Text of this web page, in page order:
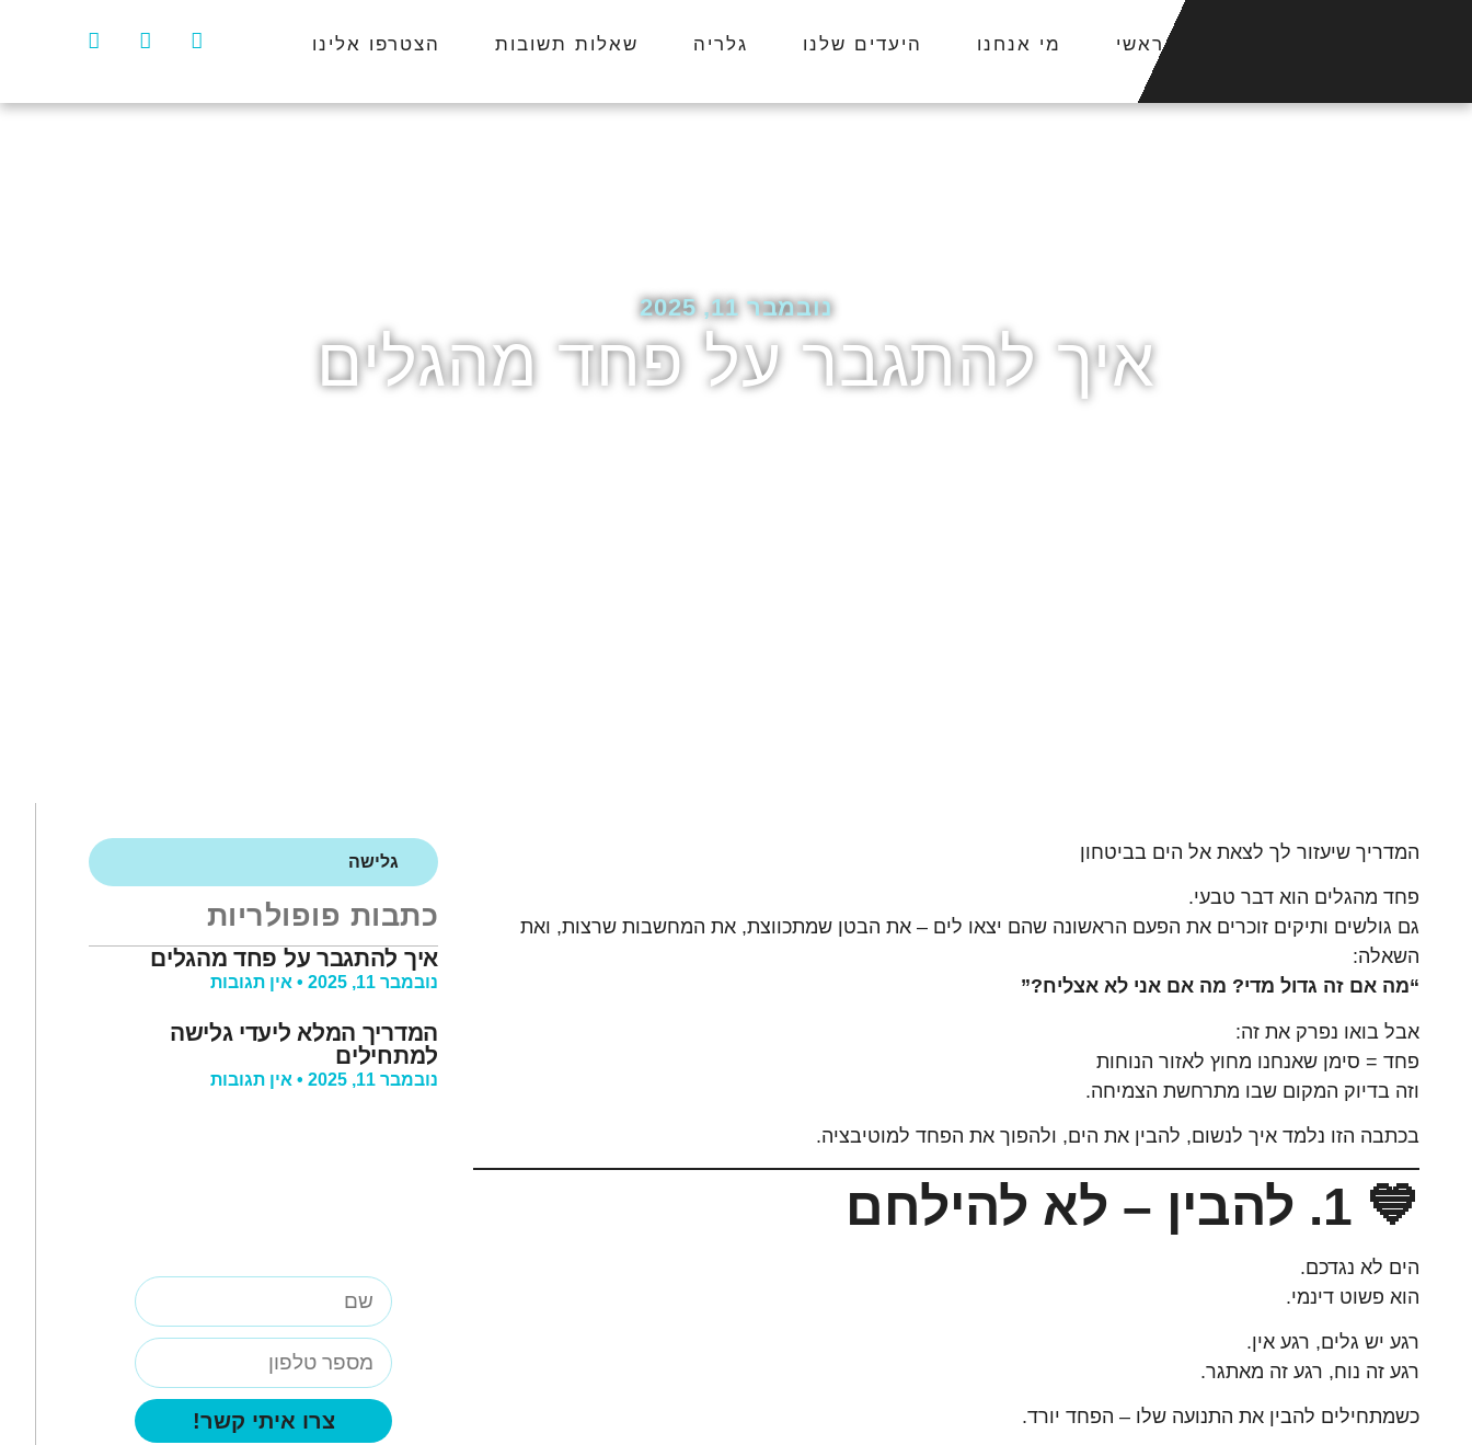
ראשי מי אנחנו היעדים שלנו גלריה שאלות תשובות הצטרפו אלינו
נובמבר 11, 2025
איך להתגבר על פחד מהגלים
המדריך שיעזור לך לצאת אל הים בביטחון
פחד מהגלים הוא דבר טבעי.
גם גולשים ותיקים זוכרים את הפעם הראשונה שהם יצאו לים – את הבטן שמתכווצת, את המחשבות שרצות, ואת
השאלה:
“מה אם זה גדול מדי? מה אם אני לא אצליח?”
אבל בואו נפרק את זה:
פחד = סימן שאנחנו מחוץ לאזור הנוחות
וזה בדיוק המקום שבו מתרחשת הצמיחה.
בכתבה הזו נלמד איך לנשום, להבין את הים, ולהפוך את הפחד למוטיבציה.
💙 1. להבין – לא להילחם
הים לא נגדכם.
הוא פשוט דינמי.
רגע יש גלים, רגע אין.
רגע זה נוח, רגע זה מאתגר.
כשמתחילים להבין את התנועה שלו – הפחד יורד.
גלישה
כתבות פופולריות
איך להתגבר על פחד מהגלים
נובמבר 11, 2025 אין תגובות
המדריך המלא ליעדי גלישה
למתחילים
נובמבר 11, 2025 אין תגובות
צרו איתי קשר!